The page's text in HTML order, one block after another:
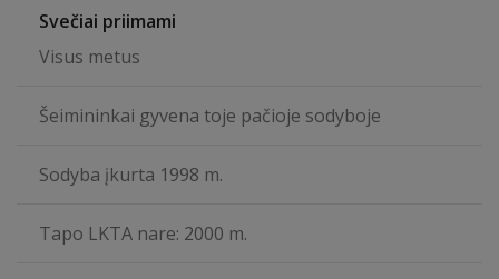
Svečiai priimami
Visus metus
Šeimininkai gyvena toje pačioje sodyboje
Sodyba įkurta 1998 m.
Tapo LKTA nare: 2000 m.